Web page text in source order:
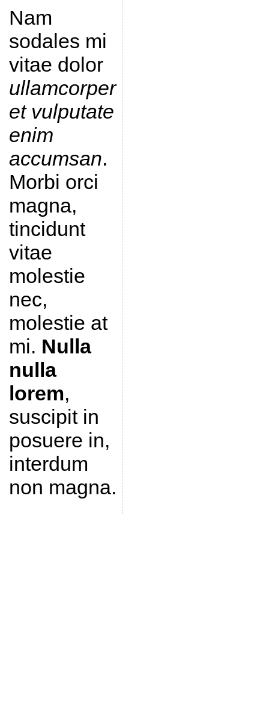
Nam
sodales mi
vitae dolor
ullamcorper
et vulputate
enim
accumsan.
Morbi orci
magna,
tincidunt
vitae
molestie
nec,
molestie at
mi. Nulla
nulla
lorem,
suscipit in
posuere in,
interdum
non magna.